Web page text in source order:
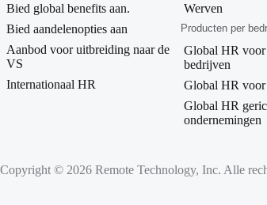
Bied global benefits aan.
Bied aandelenopties aan
Aanbod voor uitbreiding naar de
VS
Internationaal HR
Werven
Producten per
Global HR voor
bedrijven
Global HR
Global HR
ondernemingen
Copyright © 2026 Remote Technology, Inc. Alle